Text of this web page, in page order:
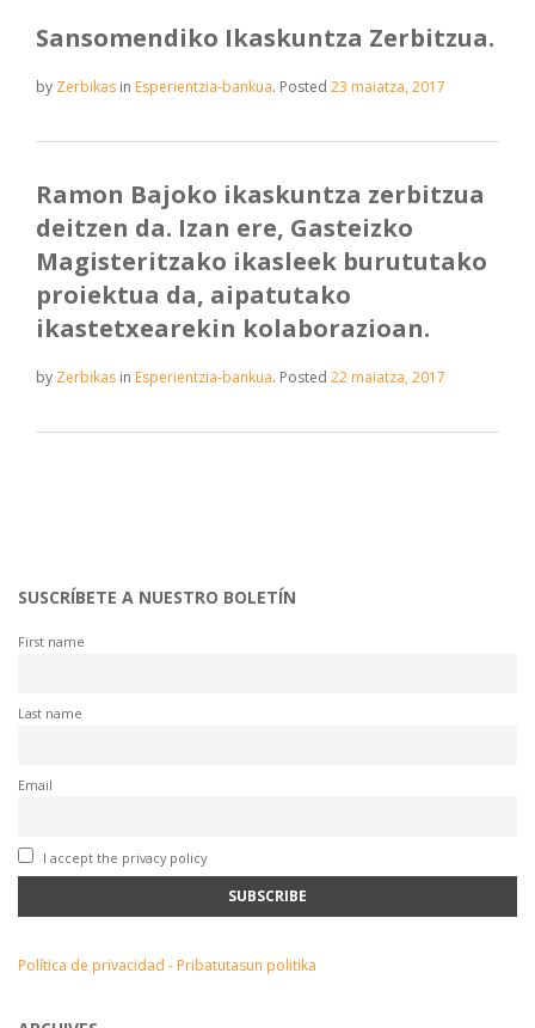
Sansomendiko Ikaskuntza Zerbitzua.
by Zerbikas in Esperientzia-bankua. Posted 23 maiatza, 2017
Ramon Bajoko ikaskuntza zerbitzua
deitzen da. Izan ere, Gasteizko
Magisteritzako ikasleek burututako
proiektua da, aipatutako
ikastetxearekin kolaborazioan.
by Zerbikas in Esperientzia-bankua. Posted 22 maiatza, 2017
SUSCRÍBETE A NUESTRO BOLETÍN
First name
Last name
Email
I accept the privacy policy
Política de privacidad - Pribatutasun politika